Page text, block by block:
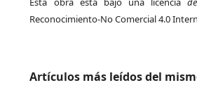
Reconocimiento-No Comercial 4.0
Artículos más leídos del